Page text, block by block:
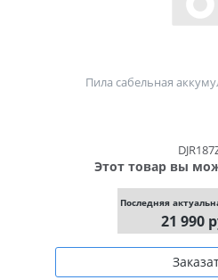
Пила сабельная
Этот товар вы
Последняя
21 990